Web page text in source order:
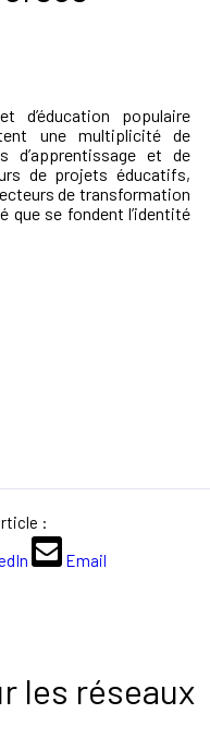
d’éducation populaire
une multiplicité de
d’apprentissage et de
de projets éducatifs,
de transformation
que se fondent l’identité
:
Email
les réseaux